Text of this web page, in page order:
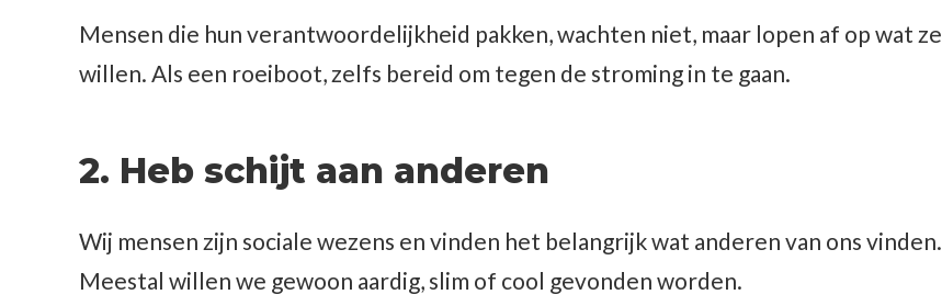
Mensen die hun verantwoordelijkheid pakken, wachten niet, maar lopen af op wat ze
willen. Als een roeiboot, zelfs bereid om tegen de stroming in te gaan.
2. Heb schijt aan anderen
Wij mensen zijn sociale wezens en vinden het belangrijk wat anderen van ons vinden.
Meestal willen we gewoon aardig, slim of cool gevonden worden.